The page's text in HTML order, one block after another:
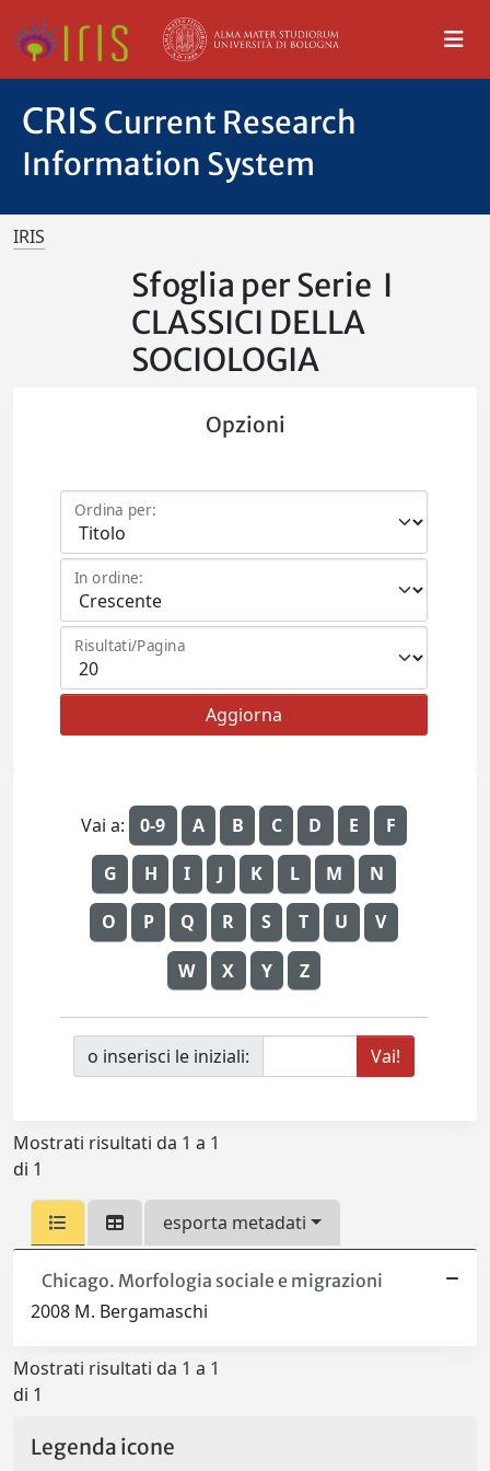
CRIS Current Research
Information System
IRIS
Sfoglia per Serie I
CLASSICI DELLA
SOCIOLOGIA
Opzioni
Ordina per:
In ordine:
Risultati/Pagina
Vai a: 0-9 A B C D E F
G H I J K L M N
O P Q R S T U V
W X Y Z
o inserisci le iniziali:
Mostrati risultati da 1 a 1
di 1
esporta metadati
Chicago. Morfologia sociale e migrazioni
2008 M. Bergamaschi
Mostrati risultati da 1 a 1
di 1
Legenda icone